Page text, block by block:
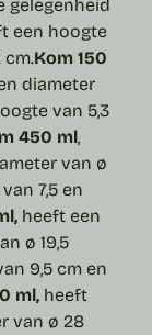
gelegenheid
een hoogte
cm.Kom 150
diameter
van 5,3
450 ml,
van ø
7,5 en
heeft een
ø 19,5
9,5 cm en
ml, heeft
van ø 28